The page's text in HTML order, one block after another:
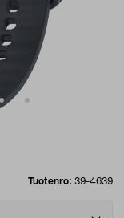
Tuotenro: 39-4639